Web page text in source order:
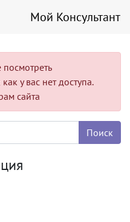
Мой Консультант
у вас нет доступа.
сайта